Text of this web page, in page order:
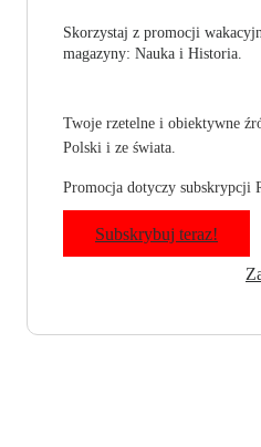
Skorzystaj z promocji
magazyny: Nauka i Historia.
Twoje rzetelne i obiektywne
Polski i ze świata.
Promocja dotyczy subskrypcji
Subskrybuj teraz!